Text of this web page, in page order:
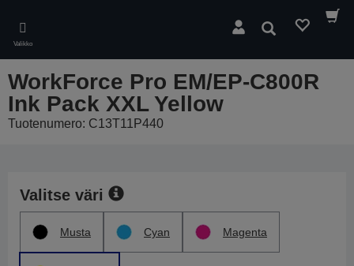
main
content
Valikko
Hae
WorkForce Pro EM/EP-C800R
Ink Pack XXL Yellow
Tuotenumero: C13T11P440
Valitse väri
Musta Cyan Magenta